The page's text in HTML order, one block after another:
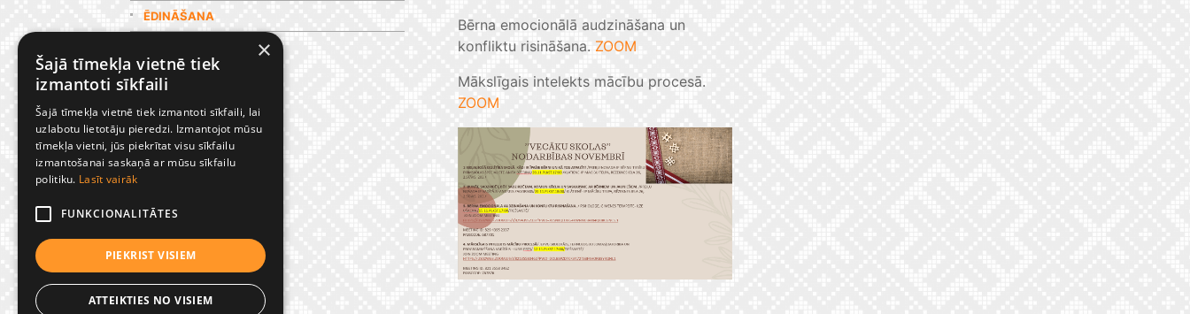
ĒDINĀŠANA
Bērna emocionālā audzināšana un
konfliktu risināšana. ZOOM
Mākslīgais intelekts mācību procesā.
ZOOM
×
Šajā tīmekļa vietnē tiek
izmantoti sīkfaili
Šajā tīmekļa vietnē tiek izmantoti sīkfaili, lai
uzlabotu lietotāju pieredzi. Izmantojot mūsu
tīmekļa vietni, jūs piekrītat visu sīkfailu
izmantošanai saskaņā ar mūsu sīkfailu
politiku. Lasīt vairāk
FUNKCIONALITĀTES
PIEKRIST VISIEM
ATTEIKTIES NO VISIEM